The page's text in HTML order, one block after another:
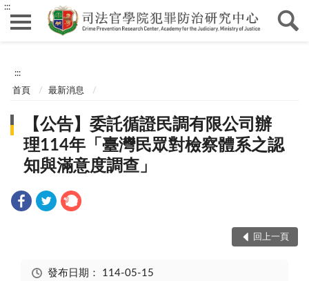
:::
:::
首頁 最新消息
【公告】委託循證民調有限公司辦
理114年「臺灣民眾對檢察體系之認
知與滿意度調查」
回上一頁
發布日期： 114-05-15